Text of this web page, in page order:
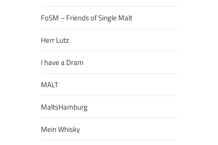
FoSM – Friends of Single Malt
Herr Lutz
I have a Dram
MALT
MaltsHamburg
Mein Whisky